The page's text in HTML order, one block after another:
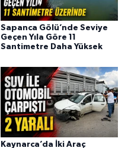
Sapanca Gölü’nde Seviye
Geçen Yıla Göre 11
Santimetre Daha Yüksek
Kaynarca’da İki Araç